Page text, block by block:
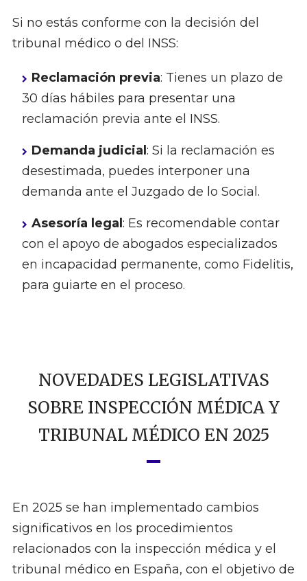
Si no estás conforme con la decisión del
tribunal médico o del INSS:
Reclamación previa: Tienes un plazo de
30 días hábiles para presentar una
reclamación previa ante el INSS.
Demanda judicial : Si la reclamación es
desestimada, puedes interponer una
demanda ante el Juzgado de lo Social.
Asesoría legal : Es recomendable contar
con el apoyo de abogados especializados
en incapacidad permanente, como Fidelitis,
para guiarte en el proceso.
NOVEDADES LEGISLATIVAS
SOBRE INSPECCIÓN MÉDICA Y
TRIBUNAL MÉDICO EN 2025
En 2025 se han implementado cambios
significativos en los procedimientos
relacionados con la inspección médica y el
tribunal médico en España, con el objetivo de